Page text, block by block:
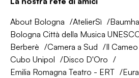
About Bologna AtelierSì
Bologna Città della Musica
Berberè
Camera a Sud Il Cameo
Cubo Unipol
Disco D'Oro
Emilia Romagna Teatro - ERT